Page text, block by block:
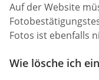
Auf der Website
Fotos ist ebenfalls
Wie lösche ich